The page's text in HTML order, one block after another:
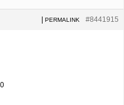
#8441915
PERMALINK